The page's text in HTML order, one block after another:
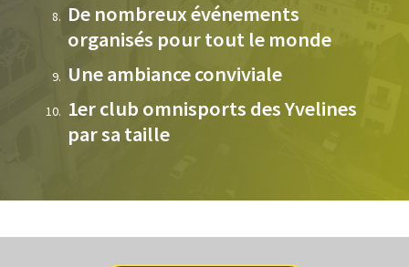
De nombreux événements
organisés pour tout le monde
Une ambiance conviviale
1er club omnisports des Yvelines
par sa taille